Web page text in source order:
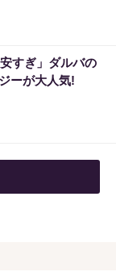
起こるサイン
すぎ」ダルバの
ーが大人気!